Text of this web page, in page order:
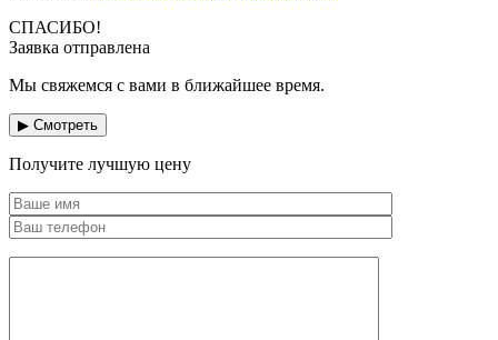
СПАСИБО!
Заявка отправлена
Мы свяжемся с вами в ближайшее время.
▶ Смотреть
Получите лучшую цену